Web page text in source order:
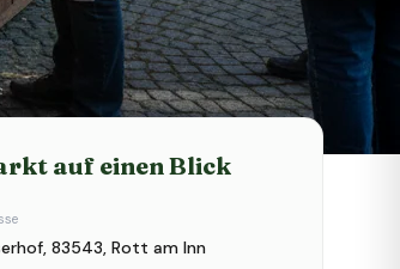
auf einen Blick
83543, Rott am Inn